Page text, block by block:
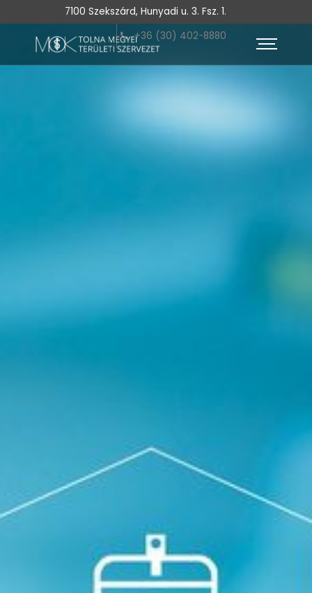
7100 Szekszárd, Hunyadi u. 3. Fsz. 1.
+36 (30) 402-8880